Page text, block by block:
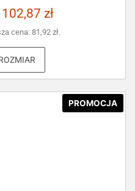
102,87 zł
cena: 81,92 zł.
PROMOCJA